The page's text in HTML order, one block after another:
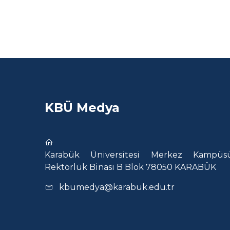
KBÜ Medya
Karabük Üniversitesi Merkez
Rektörlük Binası B Blok 78050 KARABÜK
kbumedya@karabuk.edu.tr